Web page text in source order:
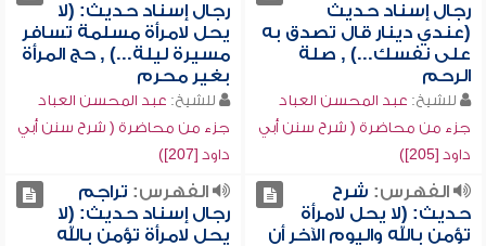
رجال إسناد حديث
(عندي دينار قال تصدق به
على نفسك...) , صلة
الرحم
للشيخ: عبد المحسن العباد
جزء من محاضرة ( شرح سنن أبي
داود [205])
رجال إسناد حديث: (لا
يحل لامرأة مسلمة تسافر
مسيرة ليلة...) , حج المرأة
بغير محرم
للشيخ: عبد المحسن العباد
جزء من محاضرة ( شرح سنن أبي
داود [207])
الفهرس: شرح
حديث: (لا يحل لامرأة
تؤمن بالله واليوم الآخر أن
الفهرس: تراجم
رجال إسناد حديث: (لا
يحل لامرأة تؤمن بالله